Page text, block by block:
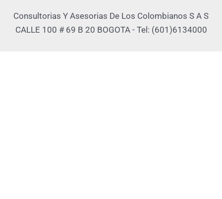
Consultorias Y Asesorias De Los Colombianos S A S
CALLE 100 # 69 B 20 BOGOTA - Tel: (601)6134000